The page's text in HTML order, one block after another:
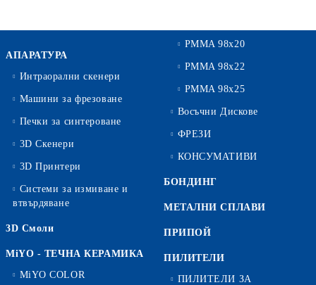
АПАРАТУРА
Интраорални скенери
Машини за фрезоване
Печки за синтероване
3D Скенери
3D Принтери
Системи за измиване и
втвърдяване
3D Смоли
MiYO - ТЕЧНА КЕРАМИКА
MiYO COLOR
PMMA 98x20
PMMA 98x22
PMMA 98x25
Восъчни Дискове
ФРЕЗИ
КОНСУМАТИВИ
БОНДИНГ
МЕТАЛНИ СПЛАВИ
ПРИПОЙ
ПИЛИТЕЛИ
ПИЛИТЕЛИ ЗА